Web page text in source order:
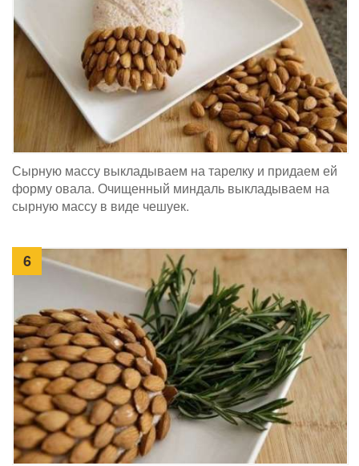
Сырную массу выкладываем на тарелку и придаем ей
форму овала. Очищенный миндаль выкладываем на
сырную массу в виде чешуек.
6